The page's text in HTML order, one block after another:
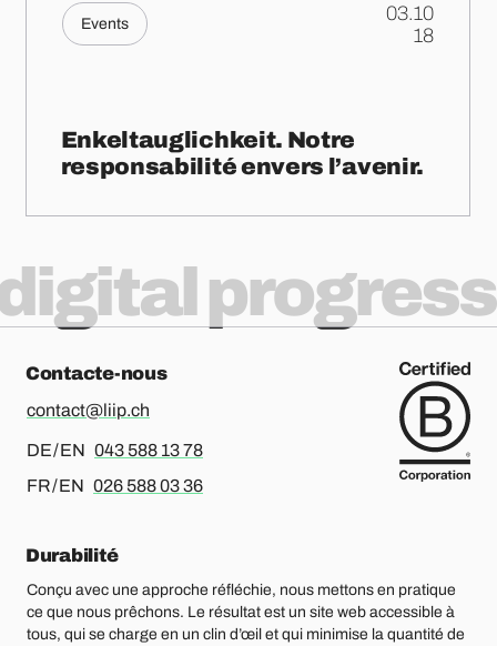
Events
03.10
.18
Enkeltauglichkeit. Notre
responsabilité envers l’avenir.
progress
Contacte-nous
contact@liip.ch
DE / EN Pour l’allemand ou l’anglais, merci d’appeler le
043 588 13 78
FR / EN Pour le français ou l’anglais, merci d’appeler le
026 588 03 36
Durabilité
Conçu avec une approche réfléchie, nous mettons en pratique
ce que nous prêchons. Le résultat est un site web accessible à
tous, qui se charge en un clin d’œil et qui minimise la quantité de